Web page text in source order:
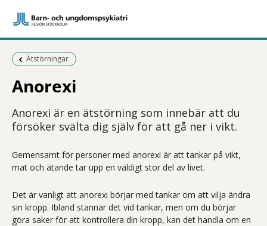
Föregående sida:
Ätstörningar
Anorexi
Anorexi är en ätstörning som innebär att du
försöker svälta dig själv för att gå ner i vikt.
Gemensamt för personer med anorexi är att tankar på vikt,
mat och ätande tar upp en väldigt stor del av livet.
Det är vanligt att anorexi börjar med tankar om att vilja ändra
sin kropp. Ibland stannar det vid tankar, men om du börjar
göra saker för att kontrollera din kropp, kan det handla om en